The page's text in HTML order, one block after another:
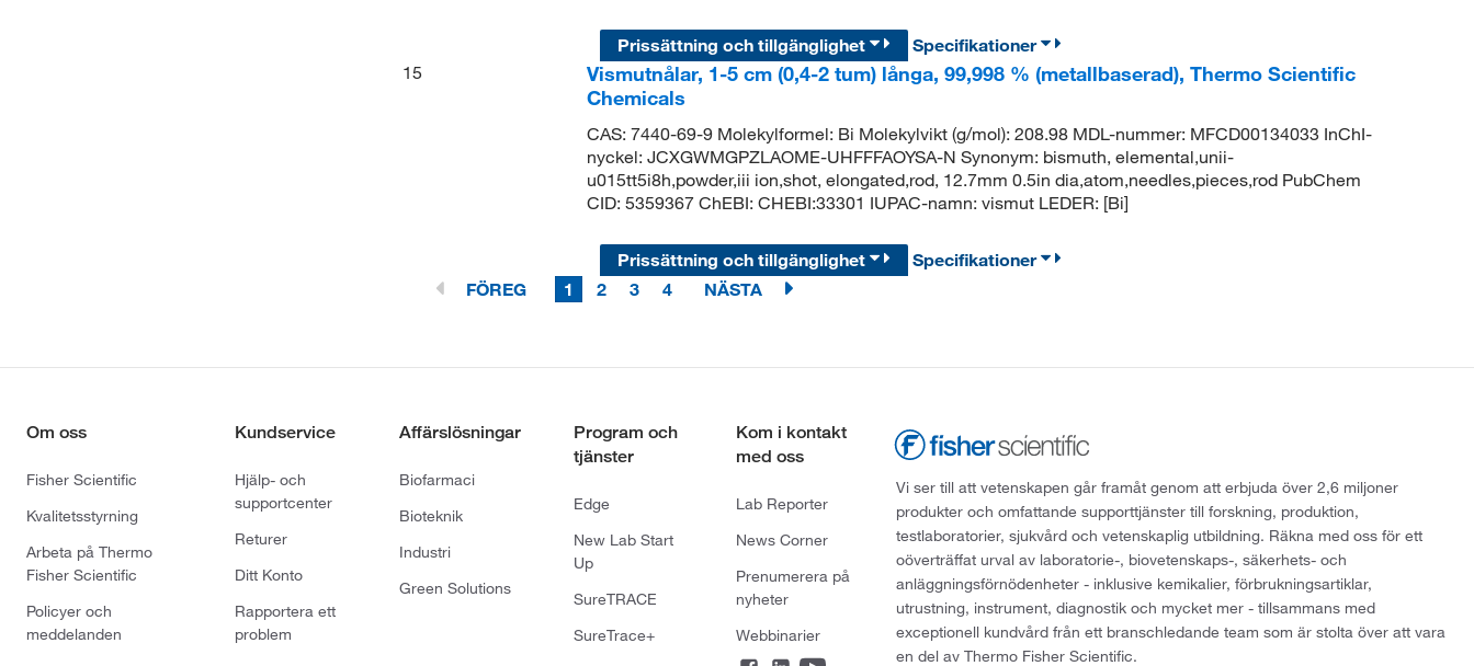
Prissättning och tillgänglighet
Specifikationer
15
Vismutnålar, 1-5 cm (0,4-2 tum) långa, 99,998 % (metallbaserad), Thermo Scientific
Chemicals
CAS: 7440-69-9 Molekylformel: Bi Molekylvikt (g/mol): 208.98 MDL-nummer: MFCD00134033 InChI-
nyckel: JCXGWMGPZLAOME-UHFFFAOYSA-N Synonym: bismuth, elemental,unii-
u015tt5i8h,powder,iii ion,shot, elongated,rod, 12.7mm 0.5in dia,atom,needles,pieces,rod PubChem
CID: 5359367 ChEBI: CHEBI:33301 IUPAC-namn: vismut LEDER: [Bi]
Prissättning och tillgänglighet
Specifikationer
FÖREG
1 2 3 4 NÄSTA
Om oss
Fisher Scientific
Kvalitetsstyrning
Arbeta på Thermo
Fisher Scientific
Policyer och
meddelanden
Kundservice
Hjälp- och
supportcenter
Returer
Ditt Konto
Rapportera ett
problem
Affärslösningar
Biofarmaci
Bioteknik
Industri
Green Solutions
Program och
tjänster
Edge
New Lab Start
Up
SureTRACE
SureTrace+
Kom i kontakt
med oss
Lab Reporter
News Corner
Prenumerera på
nyheter
Webbinarier
Vi ser till att vetenskapen går framåt genom att erbjuda över 2,6 miljoner
produkter och omfattande supporttjänster till forskning, produktion,
testlaboratorier, sjukvård och vetenskaplig utbildning. Räkna med oss för ett
oöverträffat urval av laboratorie-, biovetenskaps-, säkerhets- och
anläggningsförnödenheter - inklusive kemikalier, förbrukningsartiklar,
utrustning, instrument, diagnostik och mycket mer - tillsammans med
exceptionell kundvård från ett branschledande team som är stolta över att vara
en del av Thermo Fisher Scientific.